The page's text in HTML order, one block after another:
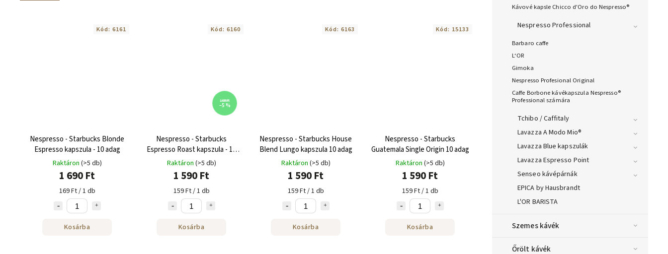
Kávové kapsle Chicco d'Oro do Nespresso®
Nespresso Professional
Barbaro caffe
L‘OR
Gimoka
Nespresso Profesional Original
Caffe Borbone kávékapszula Nespresso®
Professional számára
Tchibo / Caffitaly
Lavazza A Modo Mio®
Lavazza Blue kapszulák
Lavazza Espresso Point
Senseo kávépárnák
EPICA by Hausbrandt
L'OR BARISTA
Szemes kávék
Őrölt kávék
Nespresso - Starbucks Blonde
Espresso kapszula - 10 adag
Raktáron (>5 db)
1 690 Ft
169 Ft / 1 db
Kosárba
Kód: 6161
1 690 Ft
–5 %
Nespresso - Starbucks
Espresso Roast kapszula - 10
adag
Raktáron (>5 db)
1 590 Ft
159 Ft / 1 db
Kosárba
Kód: 6160
Nespresso - Starbucks House
Blend Lungo kapszula 10 adag
Raktáron (>5 db)
1 590 Ft
159 Ft / 1 db
Kosárba
Kód: 6163
Nespresso - Starbucks
Guatemala Single Origin 10 adag
Raktáron (>5 db)
1 590 Ft
159 Ft / 1 db
Kosárba
Kód: 15133